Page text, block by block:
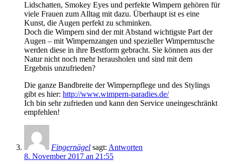
Lidschatten, Smokey Eyes und perfekte Wimpern gehören für
viele Frauen zum Alltag mit dazu. Überhaupt ist es eine
Kunst, die Augen perfekt zu schminken.
Doch die Wimpern sind der mit Abstand wichtigste Part der
Augen – mit Wimpernzangen und spezieller Wimperntusche
werden diese in ihre Bestform gebracht. Sie können aus der
Natur nicht noch mehr herausholen und sind mit dem
Ergebnis unzufrieden?
Die ganze Bandbreite der Wimpernpflege und des Stylings
gibt es hier: http://www.wimpern-paradies.de/
Ich bin sehr zufrieden und kann den Service uneingeschränkt
empfehlen!
Fingernägel sagt: Antworten
8. November 2017 an 21:55